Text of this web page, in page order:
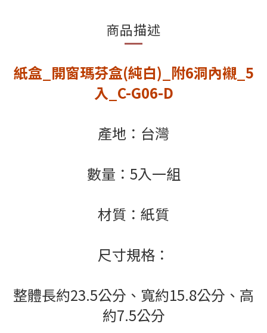
商品描述
紙盒_開窗瑪芬盒(純白)_附6洞內襯_5
入_C-G06-D
產地：台灣
數量：5入一組
材質：紙質
尺寸規格：
整體長約23.5公分、寬約15.8公分、高
約7.5公分